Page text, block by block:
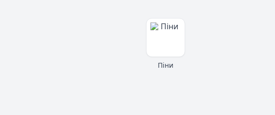
Піни